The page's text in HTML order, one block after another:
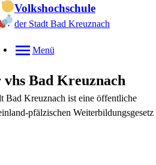
Volkshochschule
der Stadt Bad Kreuznach
Menü
Bad Kreuznach
Bad Kreuznach ist eine öffentliche
pfälzischen Weiterbildungsgesetz